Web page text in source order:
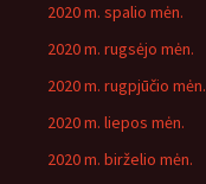
2020 m. spalio mėn.
2020 m. rugsėjo mėn.
2020 m. rugpjūčio mėn.
2020 m. liepos mėn.
2020 m. birželio mėn.